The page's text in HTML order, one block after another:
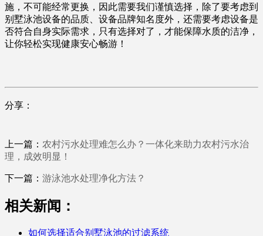
施，不可能经常更换，因此需要我们谨慎选择，除了要考虑到
别墅泳池设备的品质、设备品牌知名度外，还需要考虑设备是
否符合自身实际需求，只有选择对了，才能保障水质的洁净，
让你轻松实现健康安心畅游！
分享：
上一篇： 农村污水处理难怎么办？一体化来助力农村污水治
理，成效明显！
下一篇： 游泳池水处理净化方法？
相关新闻：
如何选择适合别墅泳池的过滤系统